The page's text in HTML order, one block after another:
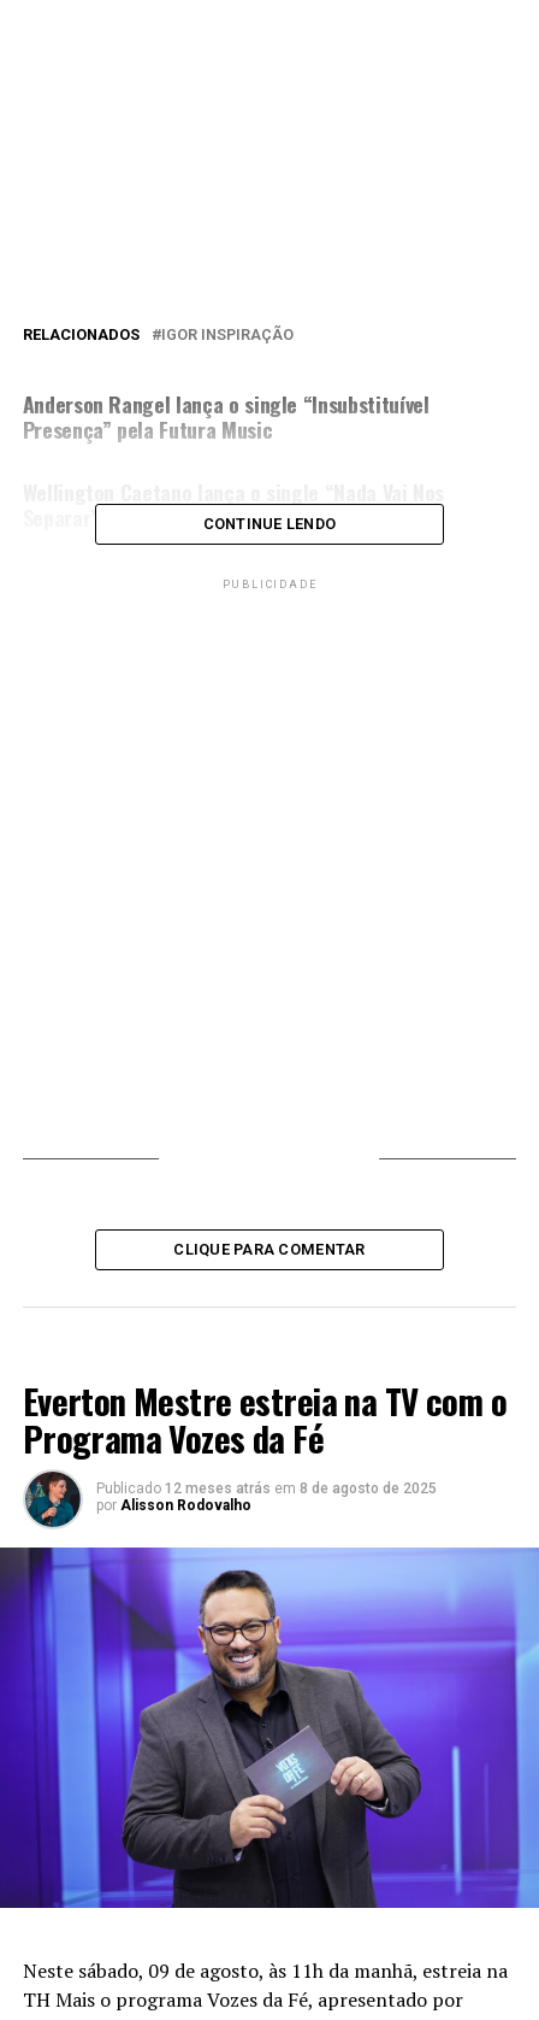
RELACIONADOS IGOR INSPIRAÇÃO
Anderson Rangel lança o single “Insubstituível
Presença” pela Futura Music
Separar” pela Futura MusicCONTINUE LENDO
PUBLICIDADE
CLIQUE PARA COMENTAR
Everton Mestre estreia na TV com o
Programa Vozes da Fé
Publicado 12 meses atrás em 8 de agosto de 2025
por Alisson Rodovalho
Neste sábado, 09 de agosto, às 11h da manhã, estreia na
TH Mais o programa Vozes da Fé, apresentado por